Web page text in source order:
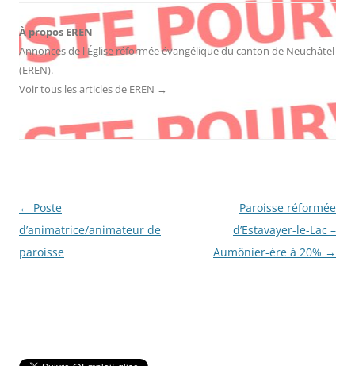
À propos EREN
Annonces de l'Église réformée évangélique du canton de Neuchâtel
(EREN).
Voir tous les articles de EREN →
Navigation
des
articles
← Poste
d’animatrice/animateur de
paroisse
Paroisse réformée
d’Estavayer-le-Lac –
Aumônier-ère à 20% →